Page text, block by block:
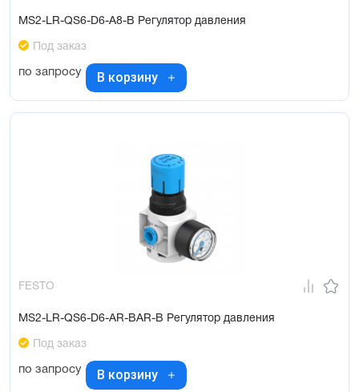
MS2-LR-QS6-D6-A8-B Регулятор давления
Под заказ
по запросу В корзину
FESTO
MS2-LR-QS6-D6-AR-BAR-B Регулятор давления
Под заказ
по запросу В корзину